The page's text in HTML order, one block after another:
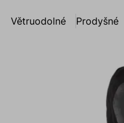
Větruodolné Prodyšné